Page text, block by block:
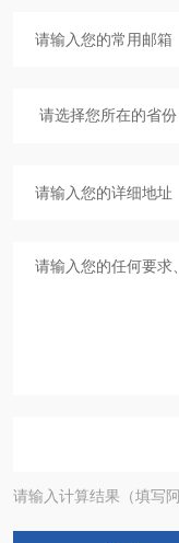
请输入计算结果（填写